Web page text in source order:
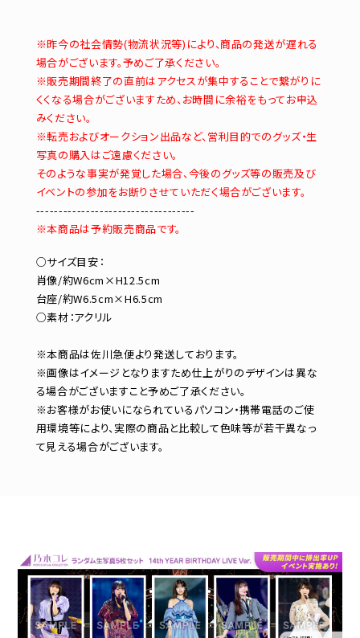
※昨今の社会情勢(物流状況等)により、商品の発送が遅れる
場合がございます。予めご了承ください。
※販売期間終了の直前はアクセスが集中することで繋がりに
くくなる場合がございますため、お時間に余裕をもってお申込
みください。
※転売およびオークション出品など、営利目的でのグッズ・生
写真の購入はご遠慮ください。
そのような事実が発覚した場合、今後のグッズ等の販売及び
イベントの参加をお断りさせていただく場合がございます。
-----------------------------------
※本商品は予約販売商品です。
○サイズ目安：
肖像/約W6cm×H12.5cm
台座/約W6.5cm×H6.5cm
○素材：アクリル
※本商品は佐川急便より発送しております。
※画像はイメージとなりますため仕上がりのデザインは異な
る場合がございますこと予めご了承ください。
※お客様がお使いになられているパソコン・携帯電話のご使
用環境等により、実際の商品と比較して色味等が若干異なっ
て見える場合がございます。